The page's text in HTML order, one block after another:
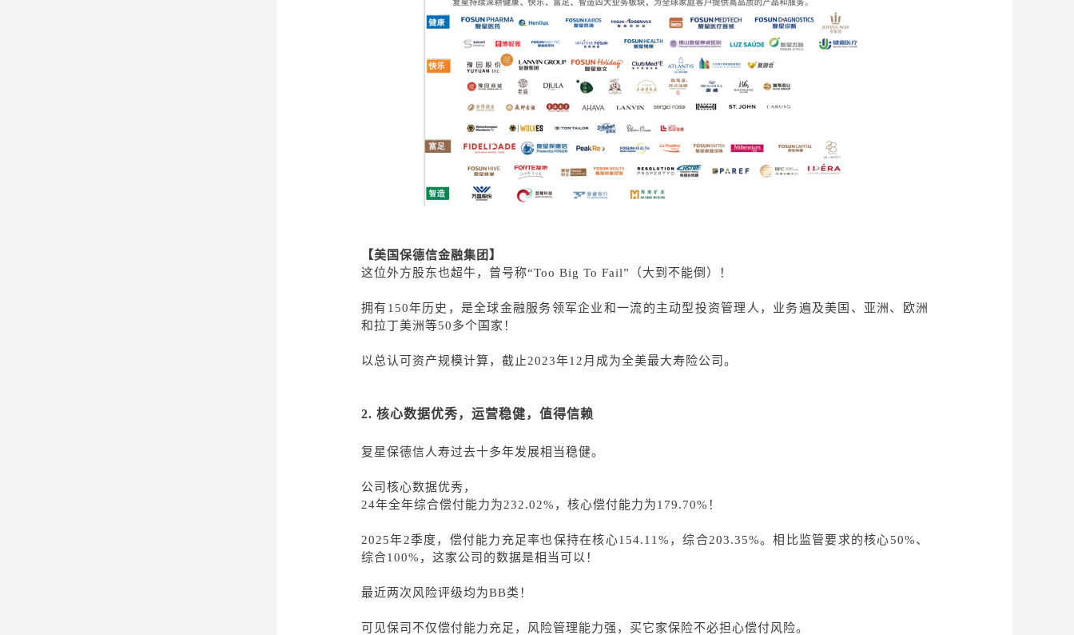
【美国保德信金融集团】
这位外方股东也超牛，
曾号称“Too Big To Fail”（大到不能倒）！
拥有 150年历史，是全球金融服务领军企业和一流的主动型投资管理人，业务遍及美国、亚洲、欧洲
和拉丁美洲等50多个国家！
以总认可资产规模计算，截止2023年12月成为全美最大寿险公司。
2. 核心数据优秀，运营稳健，值得信赖
复星保德信人寿过去十多年发展相当稳健。
公司核心数据优秀，
24年全年综合偿付能力为232.02%，核心偿付能力为179.70%！
2025年2季度，偿付能力充足率也保持在核心154.11%，综合203.35%。相比监管要求的核心50%、
综合100%，这家公司的数据是相当可以！
最近两次风险评级均为BB类！
可见保司不仅偿付能力充足，风险管理能力强，买它家保险不必担心偿付风险。